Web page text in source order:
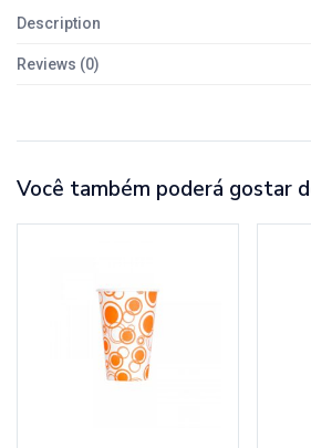
Description
Reviews (0)
Você também poderá gostar